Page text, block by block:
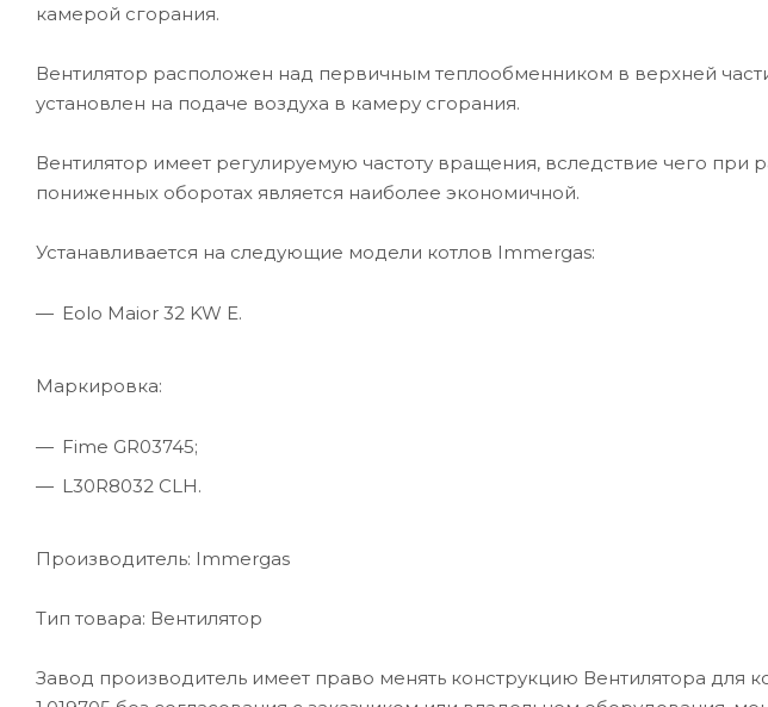
камерой сгорания.
Вентилятор расположен над первичным теплообменником в верхней
установлен на подаче воздуха в камеру сгорания.
Вентилятор имеет регулируемую частоту вращения, вследствие чего при
пониженных оборотах является наиболее экономичной.
Устанавливается на следующие модели котлов Immergas:
Eolo Maior 32 KW E.
Маркировка:
Fime GR03745;
L30R8032 CLH.
Производитель: Immergas
Тип товара: Вентилятор
Завод производитель имеет право менять конструкцию Вентилятора для